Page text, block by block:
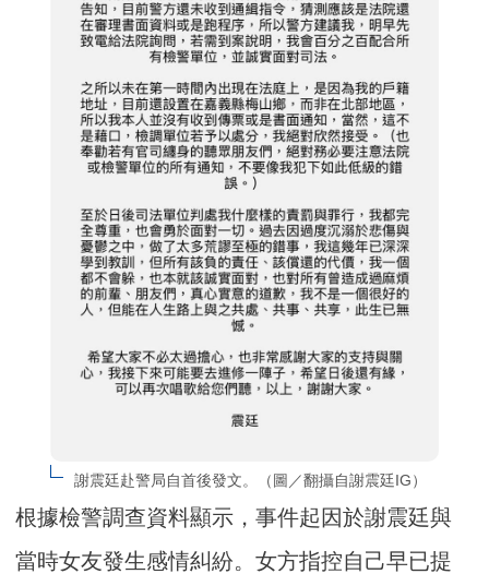
謝震廷赴警局自首後發文。（圖／翻攝自謝震廷IG）
根據檢警調查資料顯示，事件起因於謝震廷與
當時女友發生感情糾紛。女方指控自己早已提